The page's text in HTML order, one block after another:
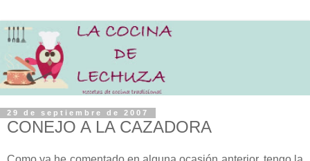
29 de septiembre de 2007
CONEJO A LA CAZADORA